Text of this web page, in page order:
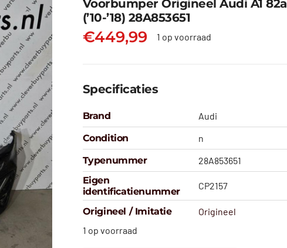
Voorbumper Origineel Audi A1 82a
(’10-’18) 28A853651
€449,99 1 op voorraad
Specificaties
Brand
Audi
Condition
n
Typenummer
28A853651
Eigen
identificatienummer
CP2157
Origineel / Imitatie
Origineel
1 op voorraad